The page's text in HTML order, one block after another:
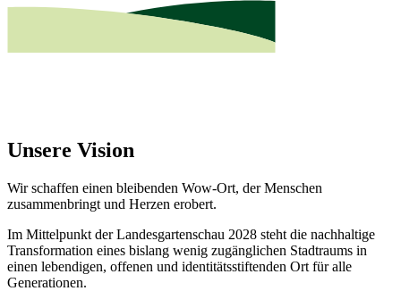
Unsere Vision
Wir schaffen einen bleibenden Wow-Ort, der Menschen
zusammenbringt und Herzen erobert.
Im Mittelpunkt der Landesgartenschau 2028 steht die nachhaltige
Transformation eines bislang wenig zugänglichen Stadtraums in
einen lebendigen, offenen und identitätsstiftenden Ort für alle
Generationen.